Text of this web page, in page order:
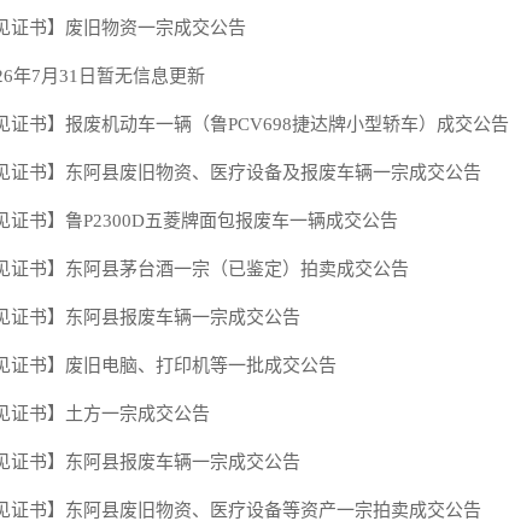
证书】废旧物资一宗成交公告
年7月31日暂无信息更新
证书】报废机动车一辆（鲁PCV698捷达牌小型轿车）成交公告
证书】东阿县废旧物资、医疗设备及报废车辆一宗成交公告
证书】鲁P2300D五菱牌面包报废车一辆成交公告
证书】东阿县茅台酒一宗（已鉴定）拍卖成交公告
证书】东阿县报废车辆一宗成交公告
证书】废旧电脑、打印机等一批成交公告
证书】土方一宗成交公告
证书】东阿县报废车辆一宗成交公告
证书】东阿县废旧物资、医疗设备等资产一宗拍卖成交公告